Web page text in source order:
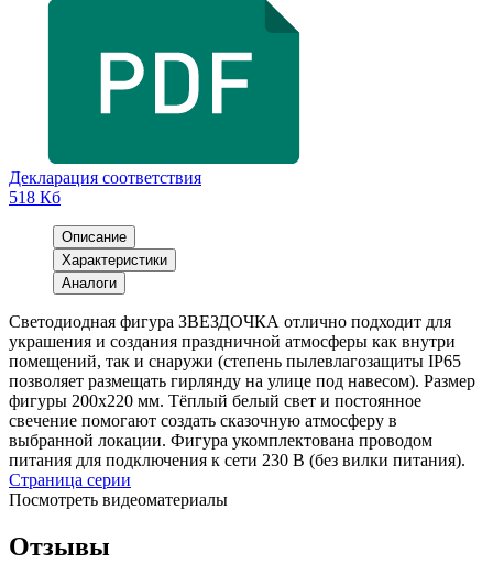
Декларация соответствия
518 Кб
Описание
Характеристики
Аналоги
Светодиодная фигура ЗВЕЗДОЧКА отлично подходит для
украшения и создания праздничной атмосферы как внутри
помещений, так и снаружи (степень пылевлагозащиты IP65
позволяет размещать гирлянду на улице под навесом). Размер
фигуры 200x220 мм. Тёплый белый свет и постоянное
свечение помогают создать сказочную атмосферу в
выбранной локации. Фигура укомплектована проводом
питания для подключения к сети 230 В (без вилки питания).
Страница серии
Посмотреть видеоматериалы
Отзывы